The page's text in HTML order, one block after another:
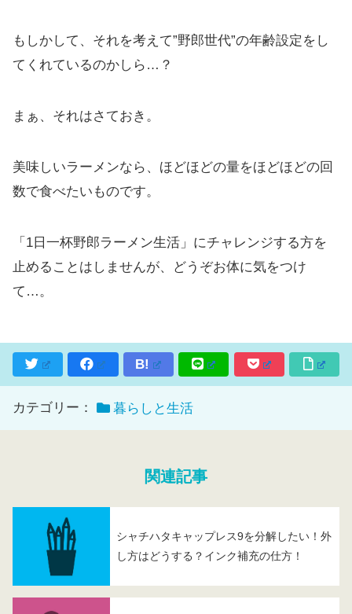
もしかして、それを考えて”野郎世代”の年齢設定をし
てくれているのかしら…？
まぁ、それはさておき。
美味しいラーメンなら、ほどほどの量をほどほどの回
数で食べたいものです。
「1日一杯野郎ラーメン生活」にチャレンジする方を
止めることはしませんが、どうぞお体に気をつけ
て…。
B!
カテゴリー： 暮らしと生活
関連記事
シャチハタキャップレス9を分解したい！外
し方はどうする？インク補充の仕方！